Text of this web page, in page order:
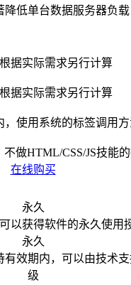
低单台数据服务器负
据实际需求另行计算
据实际需求另行计算
，使用系统的标签调用
做HTML/CSS/JS技能
在线购买
永久
以获得软件的永久使用
永久
效期内，可以由技术
级